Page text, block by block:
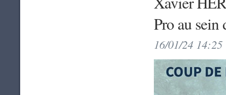
Pro au sein
16/01/24 14:25